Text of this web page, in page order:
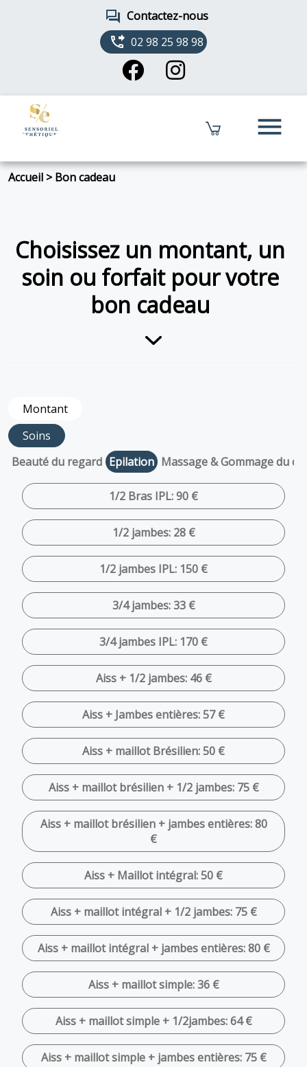
forum Contactez-nous
phone_forwarded 02 98 25 98 98
menu
Accueil >Bon cadeau
Choisissez un montant, un
soin ou forfait pour votre
bon cadeau
Montant
Soins
Beauté du regard Epilation Massage & Gommage du
1/2 Bras IPL: 90 €
1/2 jambes: 28 €
1/2 jambes IPL: 150 €
3/4 jambes: 33 €
3/4 jambes IPL: 170 €
Aiss + 1/2 jambes: 46 €
Aiss + Jambes entières: 57 €
Aiss + maillot Brésilien: 50 €
Aiss + maillot brésilien + 1/2 jambes: 75 €
Aiss + maillot brésilien + jambes entières: 80
€
Aiss + Maillot intégral: 50 €
Aiss + maillot intégral + 1/2 jambes: 75 €
Aiss + maillot intégral + jambes entières: 80 €
Aiss + maillot simple: 36 €
Aiss + maillot simple + 1/2jambes: 64 €
Aiss + maillot simple + jambes entières: 75 €